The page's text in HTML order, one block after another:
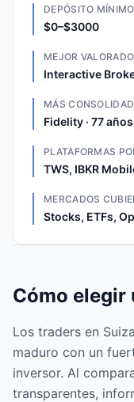
DEPÓSITO MÍNIMO
$0–$3000
MEJOR VALORADO
Interactive
MÁS
Fidelity · 77 años
PLATAFORMAS
TWS, IBKR
MERCADOS
Stocks, ETFs,
Cómo elegir
Los traders en
maduro con un
inversor. Al
transparentes,